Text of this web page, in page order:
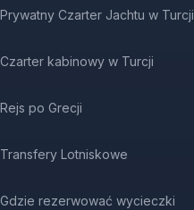
Prywatny Czarter Jachtu w Turcji
Czarter kabinowy w Turcji
Rejs po Grecji
Transfery Lotniskowe
Gdzie rezerwować wycieczki